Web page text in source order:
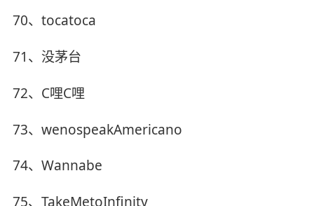
70、tocatoca
71、没茅台
72、C哩C哩
73、wenospeakAmericano
74、Wannabe
75、TakeMetoInfinity